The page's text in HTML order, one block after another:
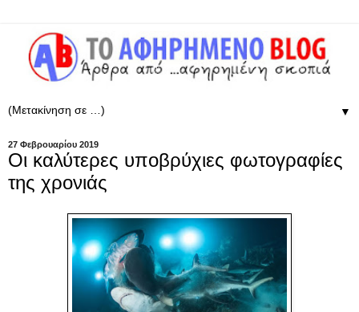
▼
27 Φεβρουαρίου 2019
Οι καλύτερες υποβρύχιες φωτογραφίες
της χρονιάς